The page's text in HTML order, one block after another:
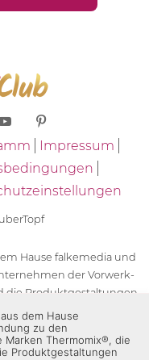
Impressum
Hause falkemedia und
der Vorwerk-
die Produktgestaltungen
der Unternehmen
die Zeichen TM5®,
des Thermomix®
dem Hause
zu den
Marken Thermomix®, die
Produktgestaltungen